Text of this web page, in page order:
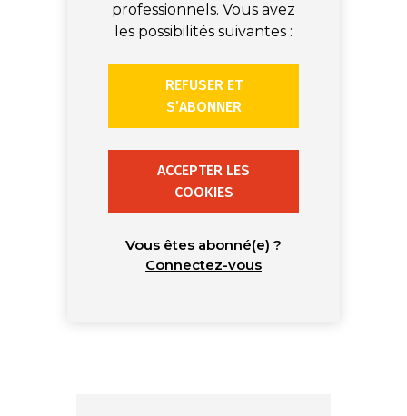
professionnels. Vous avez
les possibilités suivantes :
REFUSER ET
S’ABONNER
ACCEPTER LES
COOKIES
Vous êtes abonné(e) ?
Connectez-vous